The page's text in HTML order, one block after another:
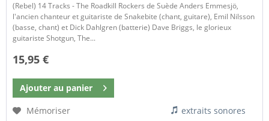
(Rebel) 14 Tracks - The Roadkill Rockers de Suède Anders Emmesjö,
l'ancien chanteur et guitariste de Snakebite (chant, guitare), Emil Nilsson
(basse, chant) et Dick Dahlgren (batterie) Dave Briggs, le glorieux
guitariste Shotgun, The...
15,95 €
Ajouter au panier
Mémoriser
extraits sonores